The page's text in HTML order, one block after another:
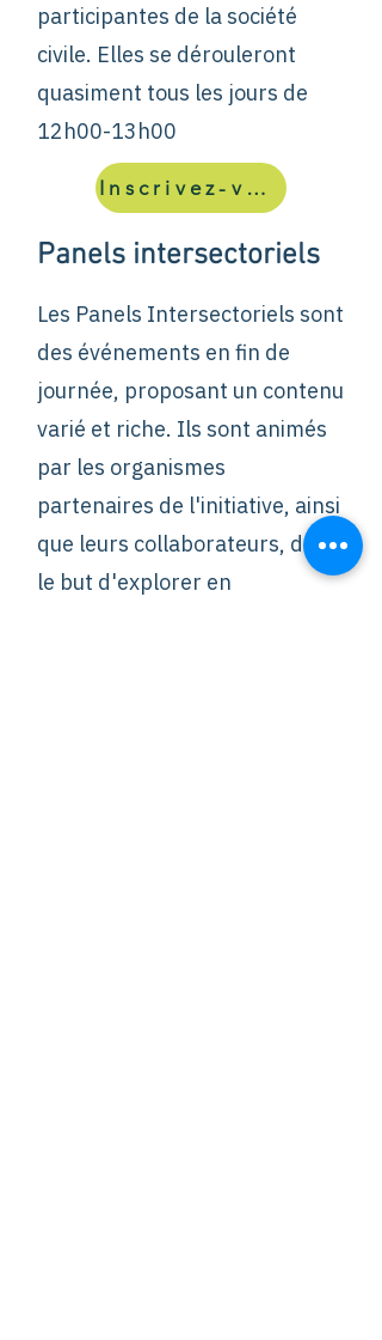
participantes de la société
civile. Elles se dérouleront
quasiment tous les jours de
12h00-13h00
Inscrivez-vous
Panels intersectoriels
Les Panels Intersectoriels sont
des événements en fin de
journée, proposant un contenu
varié et riche. Ils sont animés
par les organismes
partenaires de l'initiative, ainsi
que leurs collaborateurs, dans
le but d'explorer en